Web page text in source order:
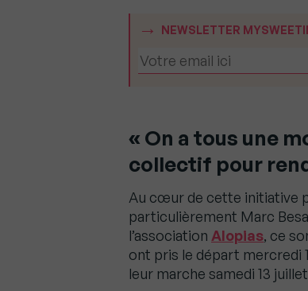
NEWSLETTER
« On a tous une
collectif pour
Au cœur de cette initiative
particulièrement Marc
l’association Alopias, ce
ont pris le départ mercredi
leur marche samedi 13